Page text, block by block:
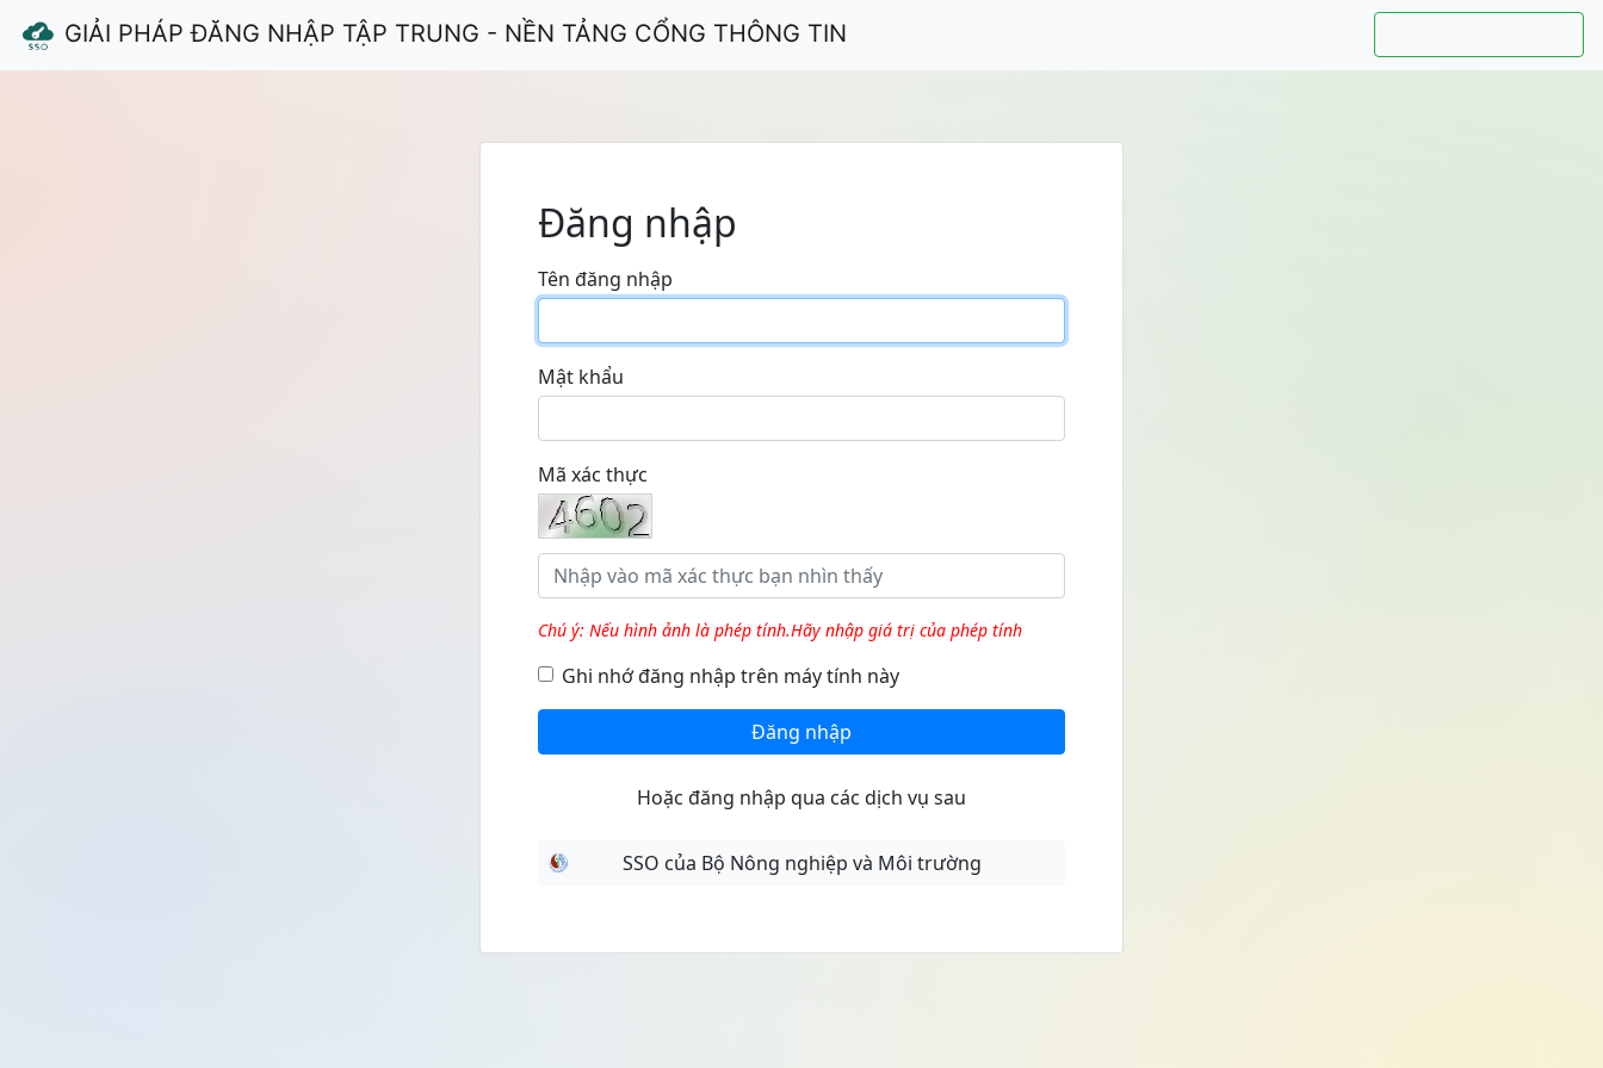
GIẢI PHÁP ĐĂNG NHẬP TẬP TRUNG - NỀN TẢNG CỔNG THÔNG TIN
Đăng nhập
Tên đăng nhập
Mật khẩu
Mã xác thực
Chú ý: Nếu hình ảnh là phép tính.Hãy nhập giá trị của phép tính
Ghi nhớ đăng nhập trên máy tính này
Đăng nhập
Hoặc đăng nhập qua các dịch vụ sau
SSO của Bộ Nông nghiệp và Môi trường